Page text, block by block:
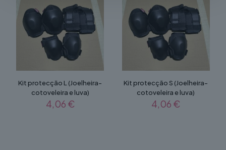
Kit protecção L (Joelheira-
cotoveleira e luva)
4,06 €
Kit protecção S (Joelheira-
cotoveleira e luva)
4,06 €